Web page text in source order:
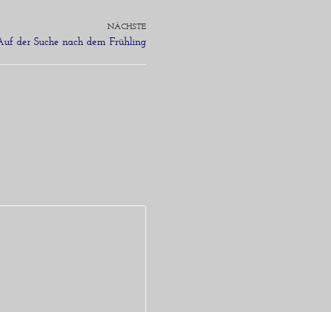
NÄCHSTE
der Suche nach dem Frühling